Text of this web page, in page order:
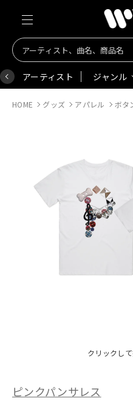
アーティスト ジャンル
HOME グッズ アパレル ボタ
クリックし
ピンクパンサレス